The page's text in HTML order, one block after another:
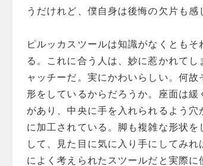
うだけれど、僕自身は後悔の欠片も感
ピルッカスツールは知識がなくとも
る。これに合う人は、妙に惹かれて
ャッチーだ。実にかわいらしい。何
形をしているからだろうか。座面は
があり、中央に手を入れられるよう
に加工されている。脚も複雑な形状
して、見た目に気に入り手にしてみ
によく考えられたスツールだと実際